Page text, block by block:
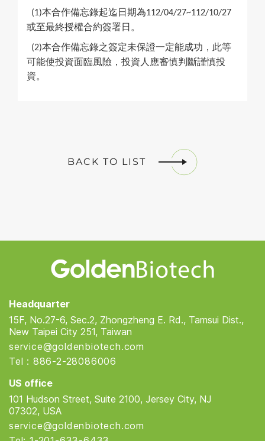
(1)本合作備忘錄起迄日期為112/04/27~112/10/27
或至最終授權合約簽署日。
(2)本合作備忘錄之簽定未保證一定能成功，此等
可能使投資面臨風險，投資 人應審慎判斷謹慎投
資。
BACK TO LIST
Golden Biotech
Headquarter
15F, No.27-6, Sec.2, Zhongzheng E. Rd., Tamsui Dist.,
New Taipei City 251, Taiwan
service@goldenbiotech.com
Tel : 886-2-28086006
US office
101 Hudson Street, Suite 2100, Jersey City, NJ
07302, USA
service@goldenbiotech.com